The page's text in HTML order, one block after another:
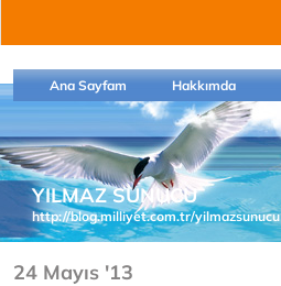
Ana Sayfam Hakkımda
YILMAZ SUNUCU
http://blog.milliyet.com.tr/yilmazsunucu
24 Mayıs '13